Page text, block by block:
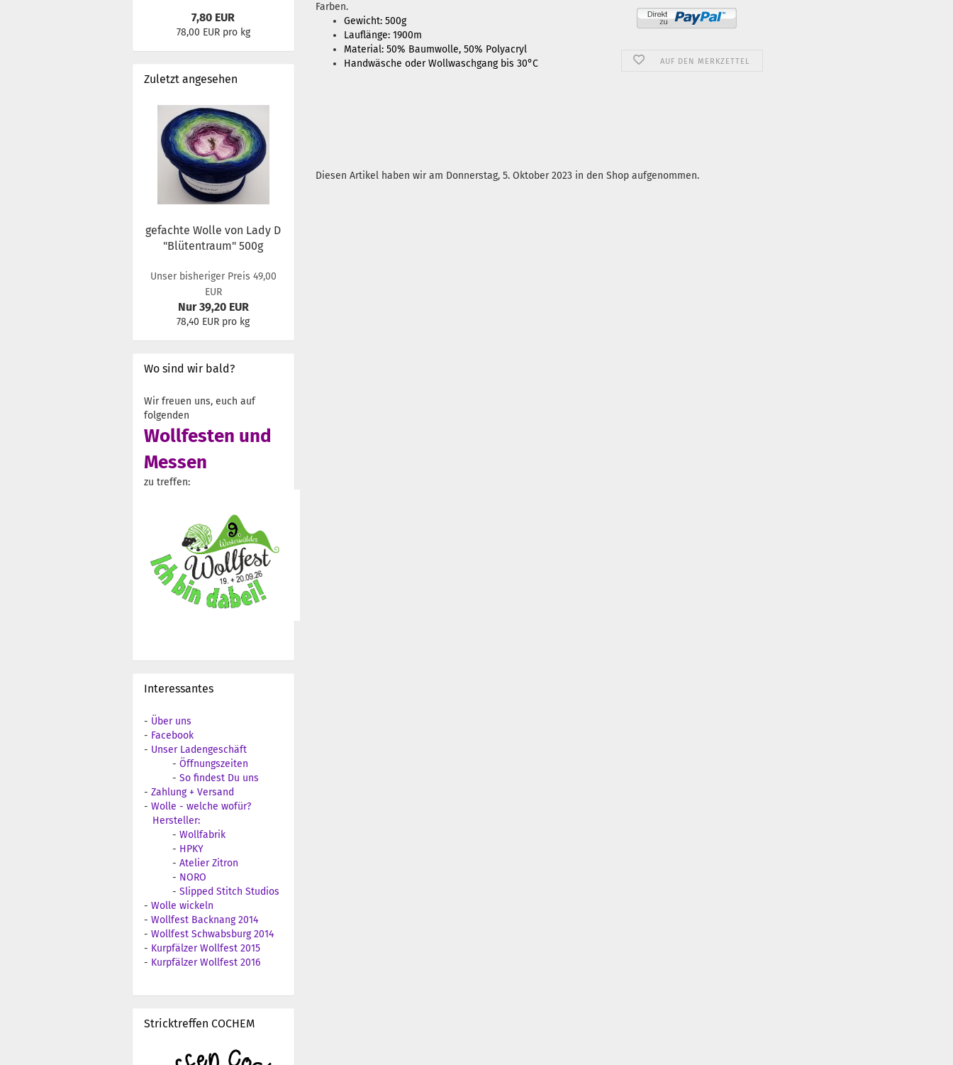
AUF DEN MERKZETTEL
Farben.
Gewicht: 500g
Lauflänge: 1900m
Material: 50% Baumwolle, 50% Polyacryl
Handwäsche oder Wollwaschgang bis 30°C
Diesen Artikel haben wir am Donnerstag, 5. Oktober 2023 in den Shop aufgenommen.
7,80 EUR
78,00 EUR pro kg
Zuletzt angesehen
gefachte Wolle von Lady D
"Blütentraum" 500g
Unser bisheriger Preis 49,00
EUR
Nur 39,20 EUR
78,40 EUR pro kg
Wo sind wir bald?
Wir freuen uns, euch auf
folgenden
Wollfesten und
Messen
zu treffen:
Interessantes
- Über uns
- Facebook
- Unser Ladengeschäft
- Öffnungszeiten
- So findest Du uns
- Zahlung + Versand
- Wolle - welche wofür?
Hersteller:
- Wollfabrik
- HPKY
- Atelier Zitron
- NORO
- Slipped Stitch Studios
- Wolle wickeln
- Wollfest Backnang 2014
- Wollfest Schwabsburg 2014
- Kurpfälzer Wollfest 2015
- Kurpfälzer Wollfest 2016
Stricktreffen COCHEM